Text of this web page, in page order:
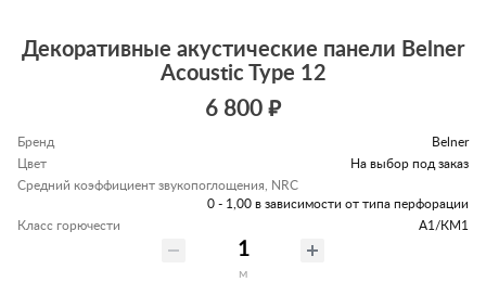
Декоративные акустические панели Belner
Acoustic Type 12
6 800 ₽
Бренд
Belner
Цвет
На выбор под заказ
Средний коэффициент звукопоглощения, NRC
0 - 1,00 в зависимости от типа перфорации
Класс горючести
А1/КМ1
м